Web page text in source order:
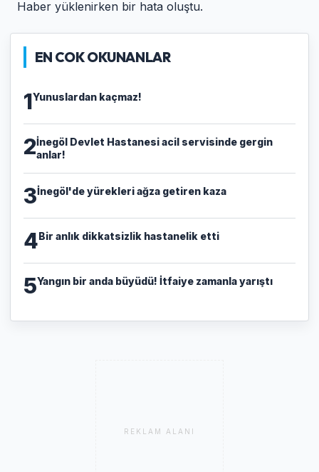
Haber yüklenirken bir hata oluştu.
EN COK OKUNANLAR
1Yunuslardan kaçmaz!
2İnegöl Devlet Hastanesi acil servisinde gergin
anlar!
3İnegöl'de yürekleri ağza getiren kaza
4Bir anlık dikkatsizlik hastanelik etti
5Yangın bir anda büyüdü! İtfaiye zamanla yarıştı
REKLAM ALANI